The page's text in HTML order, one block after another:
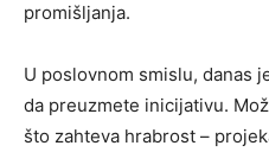
promišljanja.
U poslovnom smislu, danas
da preuzmete inicijativu.
što zahteva hrabrost –